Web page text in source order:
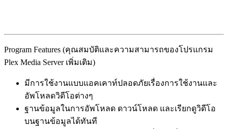
Program Features (คุณสมบัติและความสามารถของโปรแกรม
Plex Media Server เพิ่มเติม)
มีการใช้งานแบบแอคเคาท์ปลอดภัยเรื่องการใช้งานและ
อัพโหลดวิดีโอต่างๆ
ฐานข้อมูลในการอัพโหลด ดาวน์โหลด และเรียกดูวิดีโอ
บนฐานข้อมูลได้ทันที